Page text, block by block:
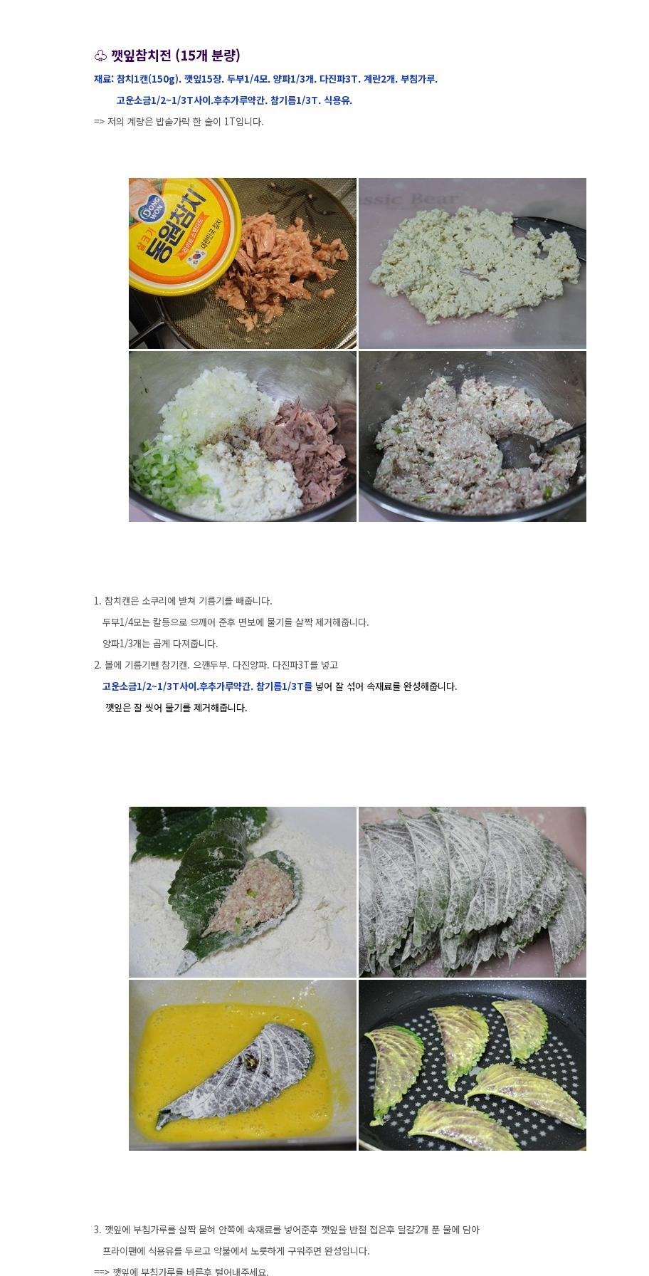
♧ 깻잎참치전 (15개 분량)
재료: 참치1캔(150g). 깻잎15장. 두부1/4모. 양파1/3개. 다진파3T. 계란2개. 부침가루.
고운소금1/2~1/3T사이.후추가루약간. 참기름1/3T. 식용유.
=> 저의 계량은 밥숟가락 한 술이 1T입니다.
1. 참치캔은 소쿠리에 받쳐 기름기를 빼줍니다.
두부1/4모는 칼등으로 으깨어 준후 면보에 물기를 살짝 제거해줍니다.
양파1/3개는 곱게 다져줍니다.
2. 볼에 기름기뺀 참기캔. 으깬두부. 다진양파. 다진파3T를 넣고
고운소금1/2~1/3T사이.후추가루약간. 참기름1/3T를 넣어 잘 섞어 속재료를 완성해줍니다.
깻잎은 잘 씻어 물기를 제거해줍니다.
3. 깻잎에 부침가루를 살짝 묻혀 안쪽에 속재료를 넣어준후 깻잎을 반절 접은후 달걀2개 푼 물에 담아
프라이팬에 식용유를 두르고 약불에서 노릇하게 구워주면 완성입니다.
==> 깻잎에 부침가루를 바른후 털어내주세요.